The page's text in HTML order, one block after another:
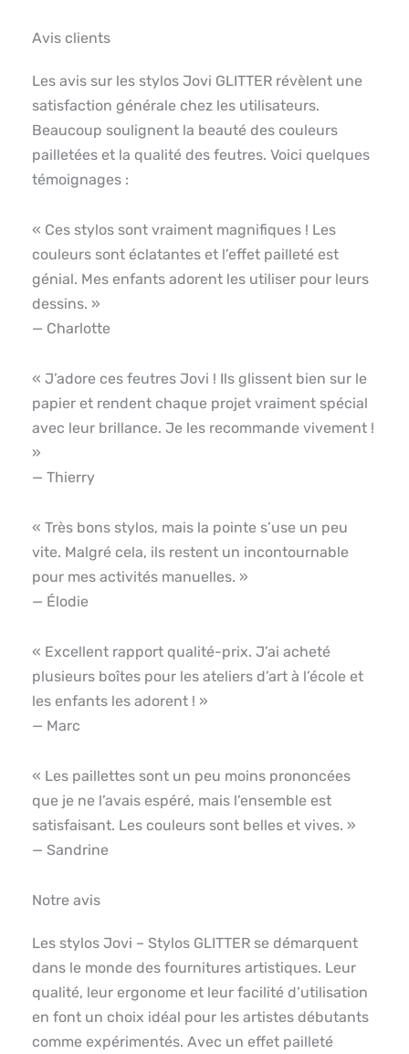
Avis clients
Les avis sur les stylos Jovi GLITTER révèlent une
satisfaction générale chez les utilisateurs.
Beaucoup soulignent la beauté des couleurs
pailletées et la qualité des feutres. Voici quelques
témoignages :
« Ces stylos sont vraiment magnifiques ! Les
couleurs sont éclatantes et l’effet pailleté est
génial. Mes enfants adorent les utiliser pour leurs
dessins. »
— Charlotte
« J’adore ces feutres Jovi ! Ils glissent bien sur le
papier et rendent chaque projet vraiment spécial
avec leur brillance. Je les recommande vivement !
»
— Thierry
« Très bons stylos, mais la pointe s’use un peu
vite. Malgré cela, ils restent un incontournable
pour mes activités manuelles. »
— Élodie
« Excellent rapport qualité-prix. J’ai acheté
plusieurs boîtes pour les ateliers d’art à l’école et
les enfants les adorent ! »
— Marc
« Les paillettes sont un peu moins prononcées
que je ne l’avais espéré, mais l’ensemble est
satisfaisant. Les couleurs sont belles et vives. »
— Sandrine
Notre avis
Les stylos Jovi – Stylos GLITTER se démarquent
dans le monde des fournitures artistiques. Leur
qualité, leur ergonome et leur facilité d’utilisation
en font un choix idéal pour les artistes débutants
comme expérimentés. Avec un effet pailleté